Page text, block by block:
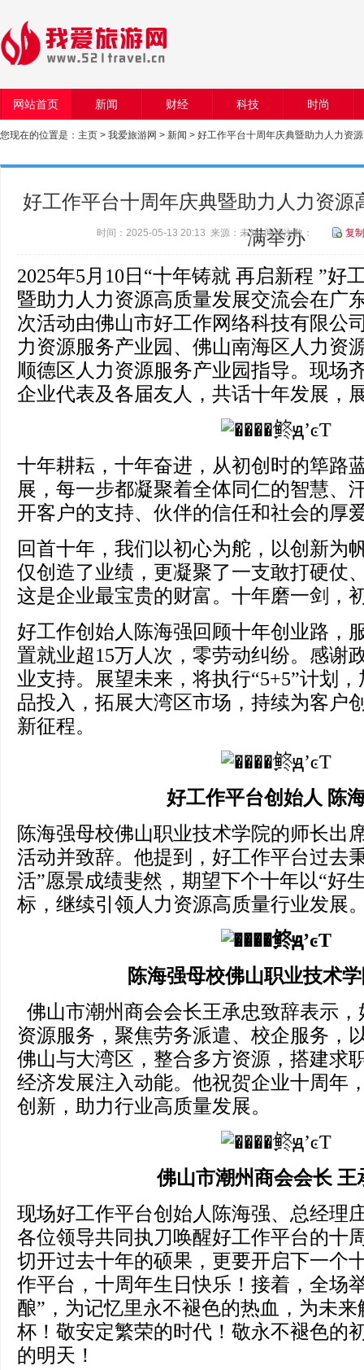
网站首页 新闻 财经 科技 时尚
您现在的位置是： 主页 > 我爱旅游网 > 新闻 > 好工作平台十周年庆典暨助力人力资
好工作平台十周年庆典暨助力人力资源
满举办
时间：2025-05-13 20:13 来源：未知 阅读次数： 复
2025年5月10日“十年铸就 再启新程 ”好
暨助力人力资源高质量发展交流会在广
次活动由佛山市好工作网络科技有限公
力资源服务产业园、佛山南海区人力资
顺德区人力资源服务产业园指导。现场
企业代表及各届友人，共话十年发展，
十年耕耘，十年奋进，从初创时的筚路
展，每一步都凝聚着全体同仁的智慧、
开客户的支持、伙伴的信任和社会的厚
回首十年，我们以初心为舵，以创新为
仅创造了业绩，更凝聚了一支敢打硬仗
这是企业最宝贵的财富。十年磨一剑，
好工作创始人陈海强回顾十年创业路，
置就业超15万人次，零劳动纠纷。感谢
业支持。展望未来，将执行“5+5”计划
品投入，拓展大湾区市场，持续为客户
新征程。
好工作平台创始人 陈
陈海强母校佛山职业技术学院的师长出
活动并致辞。他提到，好工作平台过去
活”愿景成绩斐然，期望下个十年以“好
标，继续引领人力资源高质量行业发展
陈海强母校佛山职业技术
佛山市潮州商会会长王承忠致辞表示
资源服务，聚焦劳务派遣、校企服务，
佛山与大湾区，整合多方资源，搭建求
经济发展注入动能。他祝贺企业十周年
创新，助力行业高质量发展。
佛山市潮州商会会长 王
现场好工作平台创始人陈海强、总经理
各位领导共同执刀唤醒好工作平台的十
切开过去十年的硕果，更要开启下一个
作平台，十周年生日快乐！接着，全场
酿”，为记忆里永不褪色的热血，为未
杯！敬安定繁荣的时代！敬永不褪色的
的明天！